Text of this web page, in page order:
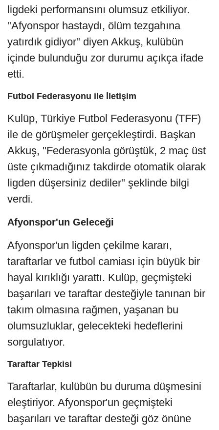
ligdeki performansını olumsuz etkiliyor.
"Afyonspor hastaydı, ölüm tezgahına
yatırdık gidiyor" diyen Akkuş, kulübün
içinde bulunduğu zor durumu açıkça ifade
etti.
Futbol Federasyonu ile İletişim
Kulüp, Türkiye Futbol Federasyonu (TFF)
ile de görüşmeler gerçekleştirdi. Başkan
Akkuş, "Federasyonla görüştük, 2 maç üst
üste çıkmadığınız takdirde otomatik olarak
ligden düşersiniz dediler" şeklinde bilgi
verdi.
Afyonspor'un Geleceği
Afyonspor'un ligden çekilme kararı,
taraftarlar ve futbol camiası için büyük bir
hayal kırıklığı yarattı. Kulüp, geçmişteki
başarıları ve taraftar desteğiyle tanınan bir
takım olmasına rağmen, yaşanan bu
olumsuzluklar, gelecekteki hedeflerini
sorgulatıyor.
Taraftar Tepkisi
Taraftarlar, kulübün bu duruma düşmesini
eleştiriyor. Afyonspor'un geçmişteki
başarıları ve taraftar desteği göz önüne